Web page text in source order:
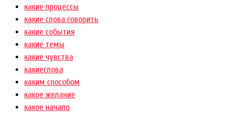
какие процессы
какие слова говорить
какие события
какие темы
какие чувства
какиеслова
каким способом
какое желание
какое начало